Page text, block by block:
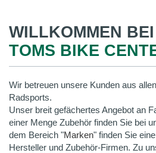
WILLKOMMEN BEI
TOMS BIKE
Wir betreuen unsere Kunden aus
Radsports.
Unser breit gefächertes Angebot an
einer Menge Zubehör finden Sie bei
dem Bereich "Marken" finden Sie
Hersteller und Zubehör-Firmen. Zu